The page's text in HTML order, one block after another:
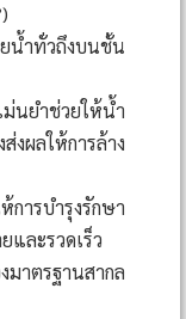
น้ำทั่วถึงบนชั้น
นยำช่วยให้น้ำ
งผลให้การล้าง
ารบำรุงรักษา
และรวดเร็ว
รฐานสากล